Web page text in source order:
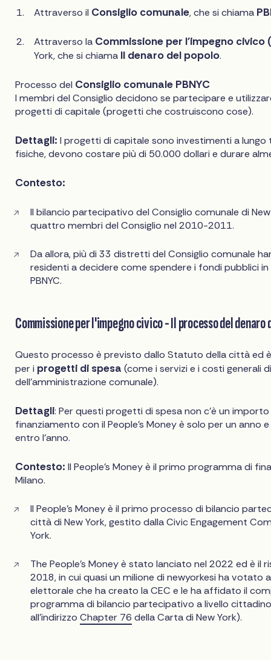
Attraverso il Consiglio comunale, che si chiama
Attraverso la Commissione per l'impegno civico
York, che si chiama Il denaro del popolo.
Processo del Consiglio comunale PBNYC
I membri del Consiglio decidono se partecipare e
progetti di capitale (progetti che costruiscono cose).
Dettagli: I progetti di capitale sono investimenti a
fisiche, devono costare più di 50.000 dollari e durare
Contesto:
Il bilancio partecipativo del Consiglio comunale di
quattro membri del Consiglio nel 2010-2011.
Da allora, più di 33 distretti del Consiglio comunale
residenti a decidere come spendere i fondi pubblici
PBNYC.
Commissione per l'impegno civico - Il processo del denaro
Questo processo è previsto dallo Statuto della città ed
per i progetti di spesa (come i servizi e i costi generali
dell'amministrazione comunale).
Dettagli: Per questi progetti di spesa non c'è un
finanziamento con il People's Money è solo per un anno
entro l'anno.
Contesto:Il People's Money è il primo programma di
Milano.
Il People's Money è il primo processo di bilancio
città di New York, gestito dalla Civic Engagement
York.
The People's Money è stato lanciato nel 2022 ed è il
2018, in cui quasi un milione di newyorkesi ha votato
elettorale che ha creato la CEC e le ha affidato il
programma di bilancio partecipativo a livello
all'indirizzoChapter 76 della Carta di New York).